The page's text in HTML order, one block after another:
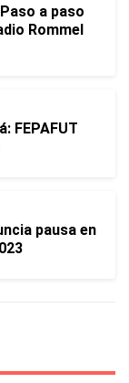
a paso
Rommel
FEPAFUT
pausa en